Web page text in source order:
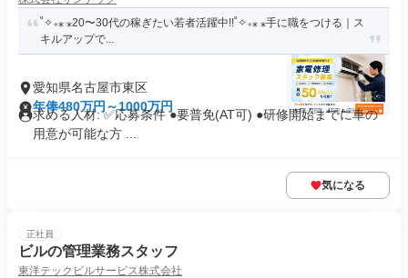
˚✧₊⁎ ⁎20〜30代の稼ぎたい若者活躍中!!˚✧₊⁎ ⁎手に職をつける｜ス
キルアップで...
愛知県名古屋市東区
年俸480万円～1000万円
求める人材: ✅️応募条件 ●要普免(AT可) ●研修開始までに車の
用意が可能な方 ...
気になる
正社員
ビルの管理業務スタッフ
東洋テックビルサービス株式会社